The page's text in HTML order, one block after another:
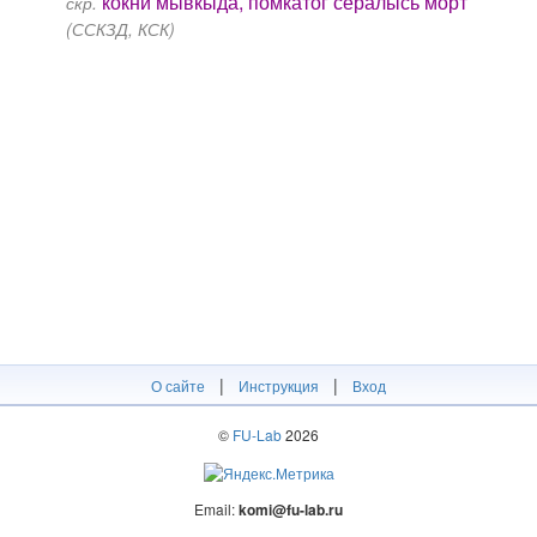
(ССКЗД, КСК)
О сайте | Инструкция | Вход
© FU-Lab2026
Email:komi@fu-lab.ru